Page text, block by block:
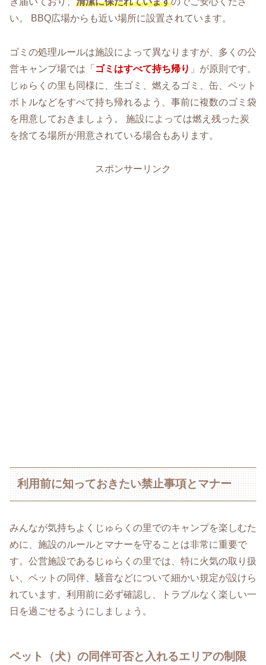
い。 BBQ広場からも近い場所に設置されています。
ゴミの処理ルールは施設によって異なりますが、多くの公
営キャンプ場では「 ゴミはすべて持ち帰り 」が原則です。
じゅらくの里も同様に、生ゴミ、燃えるゴミ、缶、ペット
ボトルなどをすべて持ち帰れるよう、事前に複数のゴミ袋
を用意しておきましょう。 施設によっては燃え残った炭
を捨てる場所が用意されている場合もあります。
スポンサーリンク
利用前に知っておきたい禁止事項とマナー
みんなが気持ちよくじゅらくの里でのキャンプを楽しむた
めに、施設のルールとマナーを守ることは非常に重要で
す。公営施設であるじゅらくの里では、特に火気の取り扱
い、ペットの同伴、騒音などについて細かい規定が設けら
れています。利用前に必ず確認し、トラブルなく楽しい一
日を過ごせるようにしましょう。
ペット（犬）の同伴可否と入れるエリアの制限